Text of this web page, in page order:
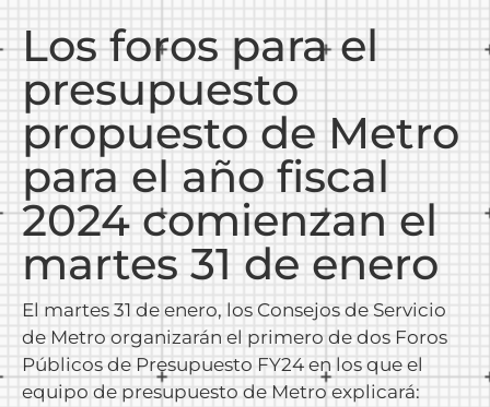
Los foros para el
presupuesto
propuesto de Metro
para el año fiscal
2024 comienzan el
martes 31 de enero
El martes 31 de enero, los Consejos de Servicio
de Metro organizarán el primero de dos Foros
Públicos de Presupuesto FY24 en los que el
equipo de presupuesto de Metro explicará: